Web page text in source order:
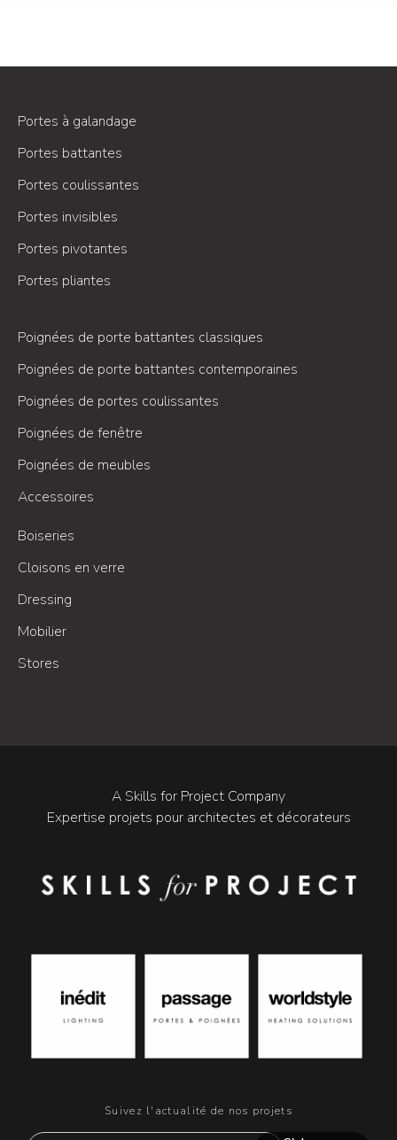
Portes à galandage
Portes battantes
Portes coulissantes
Portes invisibles
Portes pivotantes
Portes pliantes
Poignées de porte battantes classiques
Poignées de porte battantes contemporaines
Poignées de portes coulissantes
Poignées de fenêtre
Poignées de meubles
Accessoires
Boiseries
Cloisons en verre
Dressing
Mobilier
Stores
A Skills for Project Company
Expertise projets pour architectes et décorateurs
Suivez l'actualité de nos projets